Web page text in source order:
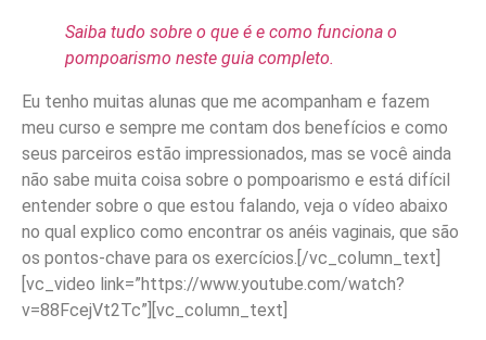
Saiba tudo sobre o que é e como funciona o
pompoarismo neste guia completo.
Eu tenho muitas alunas que me acompanham e fazem
meu curso e sempre me contam dos benefícios e como
seus parceiros estão impressionados, mas se você ainda
não sabe muita coisa sobre o pompoarismo e está difícil
entender sobre o que estou falando, veja o vídeo abaixo
no qual explico como encontrar os anéis vaginais, que são
os pontos-chave para os exercícios.[/vc_column_text]
[vc_video link=”https://www.youtube.com/watch?
v=88FcejVt2Tc”][vc_column_text]